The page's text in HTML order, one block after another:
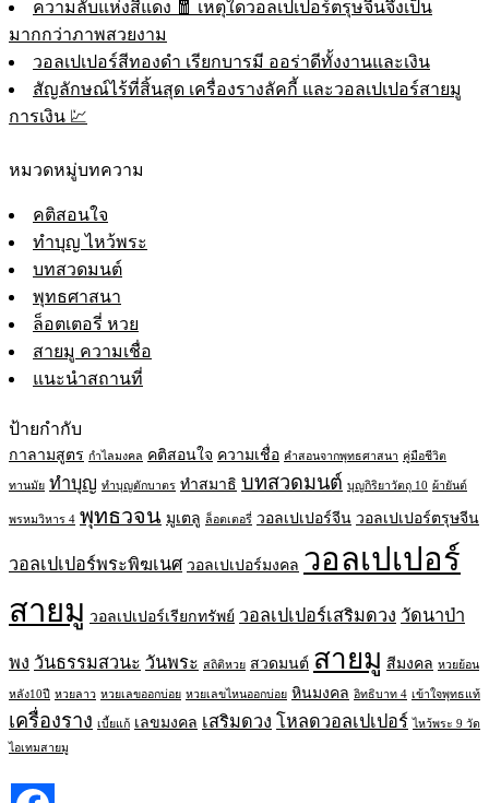
ความลับแห่งสีแดง 🧧 เหตุใดวอลเปเปอร์ตรุษจีนจึงเป็น
มากกว่าภาพสวยงาม
วอลเปเปอร์สีทองดำ เรียกบารมี ออร่าดีทั้งงานและเงิน
สัญลักษณ์ไร้ที่สิ้นสุด เครื่องรางลัคกี้ และวอลเปเปอร์สายมู
การเงิน 💹
หมวดหมู่บทความ
คติสอนใจ
ทำบุญ ไหว้พระ
บทสวดมนต์
พุทธศาสนา
ล็อตเตอรี่ หวย
สายมู ความเชื่อ
แนะนำสถานที่
ป้ายกำกับ
กาลามสูตร กำไลมงคล คติสอนใจ ความเชื่อ คำสอนจากพุทธศาสนา คู่มือชีวิต
ทานมัย ทำบุญ ทำบุญตักบาตร ทำสมาธิ บทสวดมนต์ บุญกิริยาวัตถุ 10 ผ้ายันต์
พรหมวิหาร 4 พุทธวจน มูเตลู ล็อตเตอรี่ วอลเปเปอร์จีน วอลเปเปอร์ตรุษจีน
วอลเปเปอร์พระพิฆเนศ วอลเปเปอร์มงคล วอลเปเปอร์
สายมู วอลเปเปอร์เรียกทรัพย์ วอลเปเปอร์เสริมดวง วัดนาป่า
พง วันธรรมสวนะ วันพระ สถิติหวย สวดมนต์ สายมู สีมงคล หวยย้อน
หลัง10ปี หวยลาว หวยเลขออกบ่อย หวยเลขไหนออกบ่อย หินมงคล อิทธิบาท 4 เข้าใจพุทธแท้
เครื่องราง เบี้ยแก้ เลขมงคล เสริมดวง โหลดวอลเปเปอร์ ไหว้พระ 9 วัด
ไอเทมสายมู